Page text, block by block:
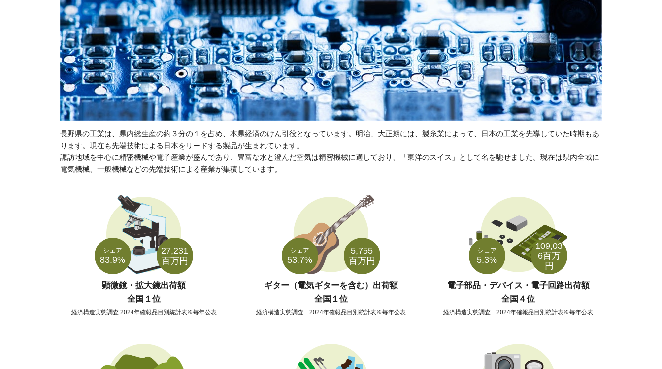
長野県の工業は、県内総生産の約３分の１を占め、本県経済のけん引役となっています。明治、大正期には、製糸業によって、日本の工業を先導していた時期もあ
ります。現在も先端技術による日本をリードする製品が生まれています。
諏訪地域を中心に精密機械や電子産業が盛んであり、豊富な水と澄んだ空気は精密機械に適しており、「東洋のスイス」として名を馳せました。現在は県内全域に
電気機械、一般機械などの先端技術による産業が集積しています。
27,231
百万円
シェア
83.9%
顕微鏡・拡大鏡出荷額
全国１位
経済構造実態調査 2024年確報品目別統計表※毎年公表
5,755
百万円
シェア
53.7%
ギター（電気ギターを含む）出荷額
全国１位
経済構造実態調査 2024年確報品目別統計表※毎年公表
109,03
6百万
円
シェア
5.3%
電子部品・デバイス・電子回路出荷額
全国４位
経済構造実態調査 2024年確報品目別統計表※毎年公表